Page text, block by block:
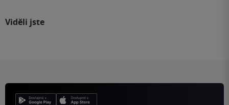
Viděli jste